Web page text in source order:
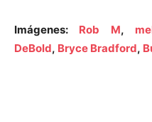
Imágenes: Rob M,
DeBold, Bryce Bradford,